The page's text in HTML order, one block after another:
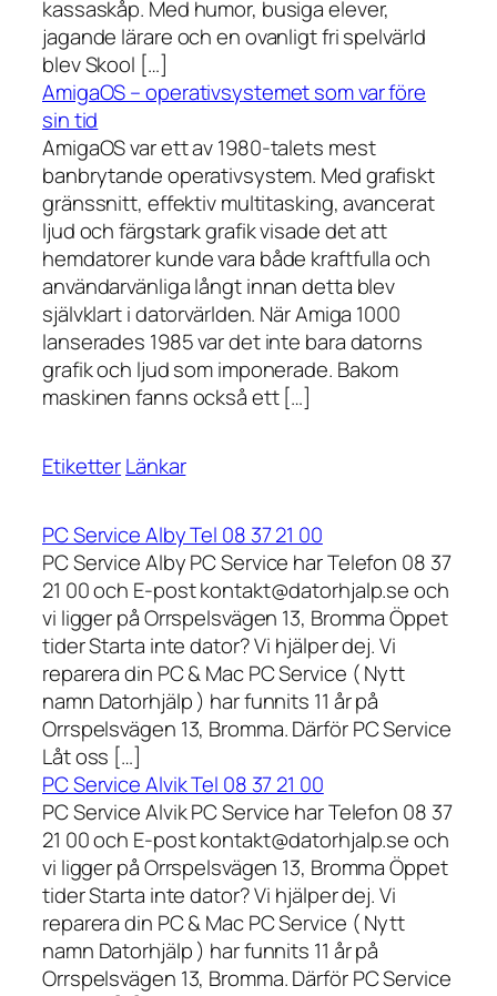
kassaskåp. Med humor, busiga elever,
jagande lärare och en ovanligt fri spelvärld
blev Skool […]
AmigaOS – operativsystemet som var före
sin tid
AmigaOS var ett av 1980-talets mest
banbrytande operativsystem. Med grafiskt
gränssnitt, effektiv multitasking, avancerat
ljud och färgstark grafik visade det att
hemdatorer kunde vara både kraftfulla och
användarvänliga långt innan detta blev
självklart i datorvärlden. När Amiga 1000
lanserades 1985 var det inte bara datorns
grafik och ljud som imponerade. Bakom
maskinen fanns också ett […]
EtiketterLänkar
PC Service Alby Tel 08 37 21 00
PC Service Alby PC Service har Telefon 08 37
21 00 och E-post kontakt@datorhjalp.se och
vi ligger på Orrspelsvägen 13, Bromma Öppet
tider Starta inte dator? Vi hjälper dej. Vi
reparera din PC & Mac PC Service ( Nytt
namn Datorhjälp ) har funnits 11 år på
Orrspelsvägen 13, Bromma. Därför PC Service
Låt oss […]
PC Service Alvik Tel 08 37 21 00
PC Service Alvik PC Service har Telefon 08 37
21 00 och E-post kontakt@datorhjalp.se och
vi ligger på Orrspelsvägen 13, Bromma Öppet
tider Starta inte dator? Vi hjälper dej. Vi
reparera din PC & Mac PC Service ( Nytt
namn Datorhjälp ) har funnits 11 år på
Orrspelsvägen 13, Bromma. Därför PC Service